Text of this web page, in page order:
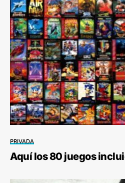
PRIVADA
Aquí los 80 juegos